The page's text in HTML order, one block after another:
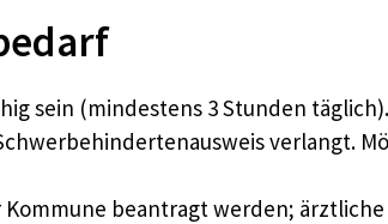
sein (mindestens 3 Stunden täglich).
verlangt.
beantragt werden;